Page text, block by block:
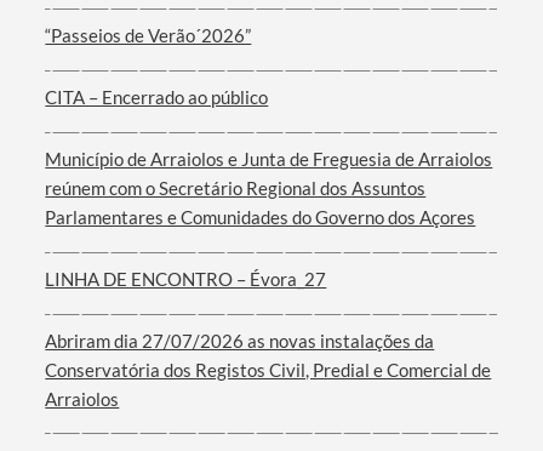
“Passeios de Verão´2026”
CITA – Encerrado ao público
Município de Arraiolos e Junta de Freguesia de Arraiolos
reúnem com o Secretário Regional dos Assuntos
Parlamentares e Comunidades do Governo dos Açores
LINHA DE ENCONTRO – Évora_27
Abriram dia 27/07/2026 as novas instalações da
Conservatória dos Registos Civil, Predial e Comercial de
Arraiolos